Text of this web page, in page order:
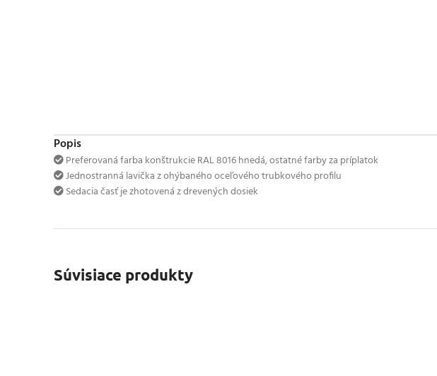
Popis
Preferovaná farba konštrukcie RAL 8016 hnedá, ostatné farby za príplatok
Jednostranná lavička z ohýbaného oceľového trubkového profilu
Sedacia časť je zhotovená z drevených dosiek
Súvisiace produkty